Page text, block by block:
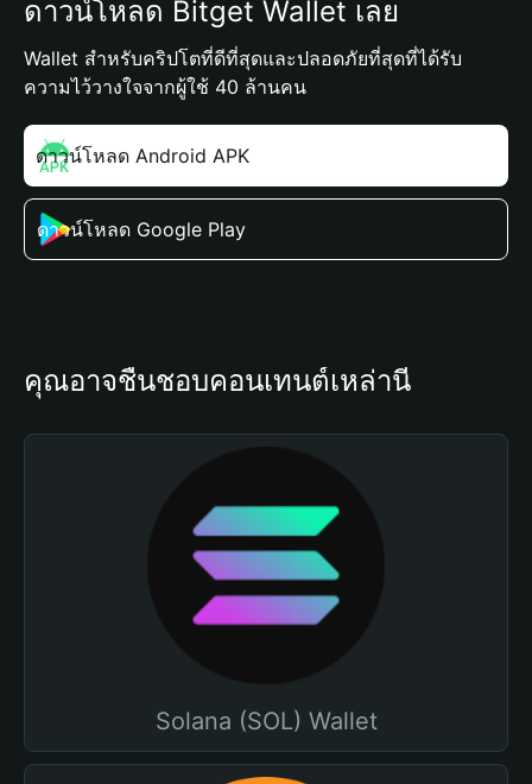
ดาวน์โหลด Bitget Wallet เลย
Wallet สำหรับคริปโตที่ดีที่สุดและปลอดภัยที่สุดที่ได้รับ
ความไว้วางใจจากผู้ใช้ 40 ล้านคน
ดาวน์โหลด Android APK
ดาวน์โหลด Google Play
คุณอาจชื่นชอบคอนเทนต์เหล่านี้
Solana (SOL) Wallet